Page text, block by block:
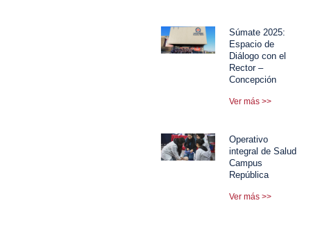
Súmate 2025:
Espacio de
Diálogo con el
Rector –
Concepción
Ver más >>
Operativo
integral de Salud
Campus
República
Ver más >>